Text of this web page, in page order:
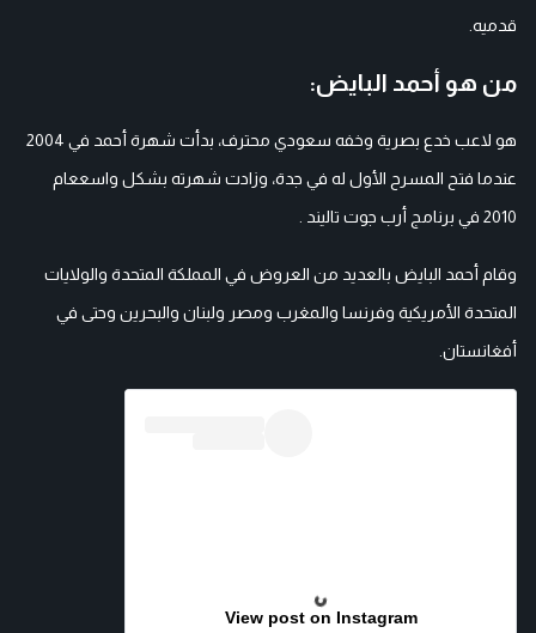
قدميه.
من هو أحمد البايض:
هو لاعب خدع بصرية وخفه سعودي محترف، بدأت شهرة أحمد في 2004
عندما فتح المسرح الأول له في جدة، وزادت شهرته بشكل واسععام
2010 في برنامج أرب جوت تاليند .
وقام أحمد البايض بالعديد من العروض في المملكة المتحدة والولايات
المتحدة الأمريكية وفرنسا والمغرب ومصر ولبنان والبحرين وحتى في
أفغانستان.
View post on Instagram